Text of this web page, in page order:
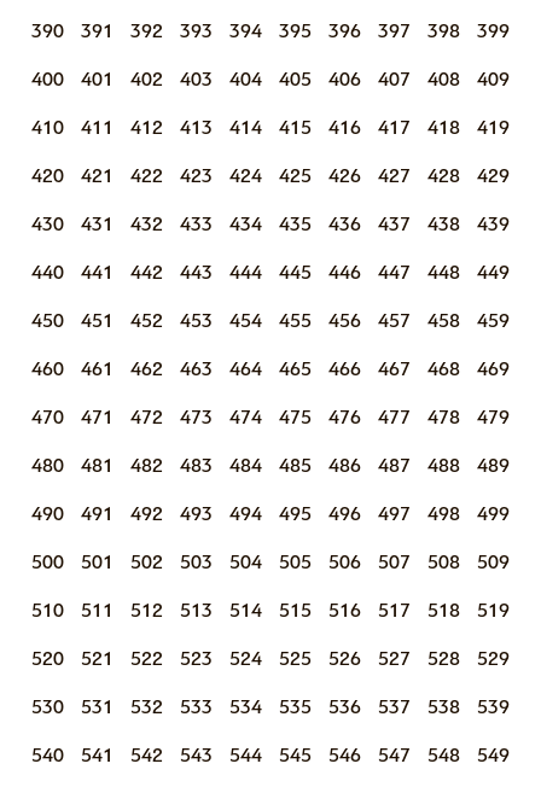
390 391 392 393 394 395 396 397 398 399
400 401 402 403 404 405 406 407 408 409
410 411 412 413 414 415 416 417 418 419
420 421 422 423 424 425 426 427 428 429
430 431 432 433 434 435 436 437 438 439
440 441 442 443 444 445 446 447 448 449
450 451 452 453 454 455 456 457 458 459
460 461 462 463 464 465 466 467 468 469
470 471 472 473 474 475 476 477 478 479
480 481 482 483 484 485 486 487 488 489
490 491 492 493 494 495 496 497 498 499
500 501 502 503 504 505 506 507 508 509
510 511 512 513 514 515 516 517 518 519
520 521 522 523 524 525 526 527 528 529
530 531 532 533 534 535 536 537 538 539
540 541 542 543 544 545 546 547 548 549